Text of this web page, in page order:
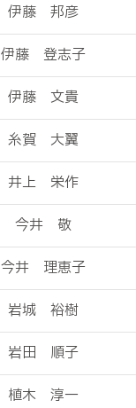
伊藤 邦彦
伊藤 登志子
伊藤 文貴
糸賀 大翼
井上 栄作
今井 敬
今井 理恵子
岩城 裕樹
岩田 順子
植木 淳一